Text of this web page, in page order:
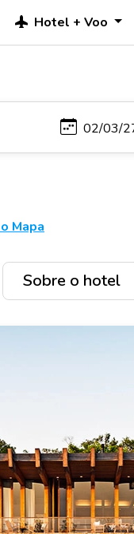
Hotel + Voo
Mapa
Sobre o hotel